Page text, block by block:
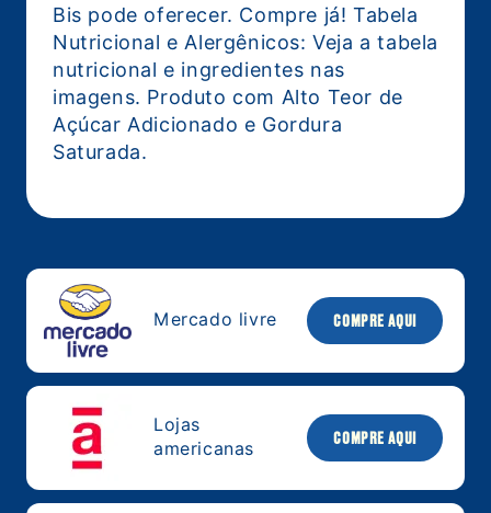
Bis pode oferecer. Compre já! Tabela
Nutricional e Alergênicos: Veja a tabela
nutricional e ingredientes nas
imagens. Produto com Alto Teor de
Açúcar Adicionado e Gordura
Saturada.
Mercado livre COMPRE AQUI
Lojas
americanas
COMPRE AQUI